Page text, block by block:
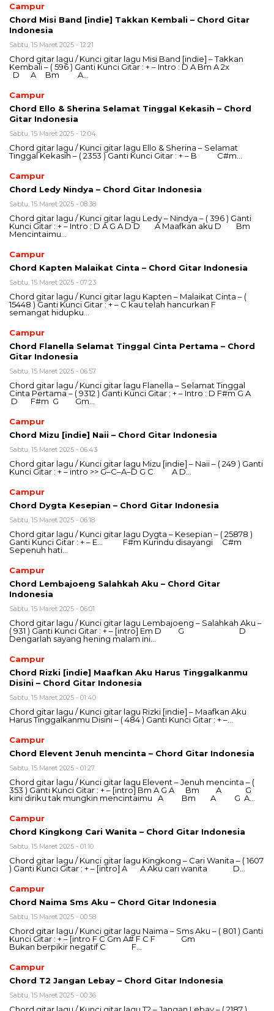
Campur
Chord Misi Band [indie] Takkan Kembali – Chord Gitar
Indonesia
Sabtu, 15 Maret 2025 - 12:21
Chord gitar lagu / Kunci gitar lagu Misi Band [indie] – Takkan
Kembali – ( 596 ) Ganti Kunci Gitar : + – Intro : D A Bm A 2x
D A Bm A…
Campur
Chord Ello & Sherina Selamat Tinggal Kekasih – Chord
Gitar Indonesia
Sabtu, 15 Maret 2025 - 12:04
Chord gitar lagu / Kunci gitar lagu Ello & Sherina – Selamat
Tinggal Kekasih – ( 2353 ) Ganti Kunci Gitar : + – B C#m…
Campur
Chord Ledy Nindya – Chord Gitar Indonesia
Sabtu, 15 Maret 2025 - 08:38
Chord gitar lagu / Kunci gitar lagu Ledy – Nindya – ( 396 ) Ganti
Kunci Gitar : + – Intro : D A G A D D A Maafkan aku D Bm
Mencintaimu…
Campur
Chord Kapten Malaikat Cinta – Chord Gitar Indonesia
Sabtu, 15 Maret 2025 - 07:23
Chord gitar lagu / Kunci gitar lagu Kapten – Malaikat Cinta – (
15448 ) Ganti Kunci Gitar : + – C kau telah hancurkan F
semangat hidupku…
Campur
Chord Flanella Selamat Tinggal Cinta Pertama – Chord
Gitar Indonesia
Sabtu, 15 Maret 2025 - 06:57
Chord gitar lagu / Kunci gitar lagu Flanella – Selamat Tinggal
Cinta Pertama – ( 9312 ) Ganti Kunci Gitar : + – Intro : D F#m G A
D F#m G Gm…
Campur
Chord Mizu [indie] Naii – Chord Gitar Indonesia
Sabtu, 15 Maret 2025 - 06:43
Chord gitar lagu / Kunci gitar lagu Mizu [indie] – Naii – ( 249 ) Ganti
Kunci Gitar : + – intro >> G–C–A–D G C A D…
Campur
Chord Dygta Kesepian – Chord Gitar Indonesia
Sabtu, 15 Maret 2025 - 06:18
Chord gitar lagu / Kunci gitar lagu Dygta – Kesepian – ( 25878 )
Ganti Kunci Gitar : + – E… F#m Kurindu disayangi C#m
Sepenuh hati…
Campur
Chord Lembajoeng Salahkah Aku – Chord Gitar
Indonesia
Sabtu, 15 Maret 2025 - 06:01
Chord gitar lagu / Kunci gitar lagu Lembajoeng – Salahkah Aku –
( 931 ) Ganti Kunci Gitar : + – [intro] Em D G D
Dengarlah sayang hening malam ini…
Campur
Chord Rizki [indie] Maafkan Aku Harus Tinggalkanmu
Disini – Chord Gitar Indonesia
Sabtu, 15 Maret 2025 - 01:40
Chord gitar lagu / Kunci gitar lagu Rizki [indie] – Maafkan Aku
Harus Tinggalkanmu Disini – ( 484 ) Ganti Kunci Gitar : + –…
Campur
Chord Elevent Jenuh mencinta – Chord Gitar Indonesia
Sabtu, 15 Maret 2025 - 01:27
Chord gitar lagu / Kunci gitar lagu Elevent – Jenuh mencinta – (
353 ) Ganti Kunci Gitar : + – [intro] Bm A G A Bm A G
kini diriku tak mungkin mencintaimu A Bm A G A…
Campur
Chord Kingkong Cari Wanita – Chord Gitar Indonesia
Sabtu, 15 Maret 2025 - 01:10
Chord gitar lagu / Kunci gitar lagu Kingkong – Cari Wanita – ( 1607
) Ganti Kunci Gitar : + – [intro] A A Aku cari wanita D…
Campur
Chord Naima Sms Aku – Chord Gitar Indonesia
Sabtu, 15 Maret 2025 - 00:58
Chord gitar lagu / Kunci gitar lagu Naima – Sms Aku – ( 801 ) Ganti
Kunci Gitar : + – [intro F C Gm A# F C F Gm
Bukan berpikir negatif C F…
Campur
Chord T2 Jangan Lebay – Chord Gitar Indonesia
Sabtu, 15 Maret 2025 - 00:36